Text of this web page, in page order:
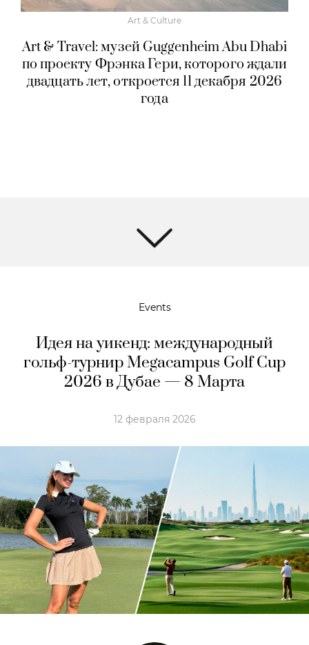
Art & Culture
Art & Travel: музей Guggenheim Abu Dhabi
по проекту Фрэнка Гери, которого ждали
двадцать лет, откроется 11 декабря 2026
года
Events
Идея на уикенд: международный
гольф-турнир Megacampus Golf Cup
2026 в Дубае — 8 Марта
12 февраля 2026